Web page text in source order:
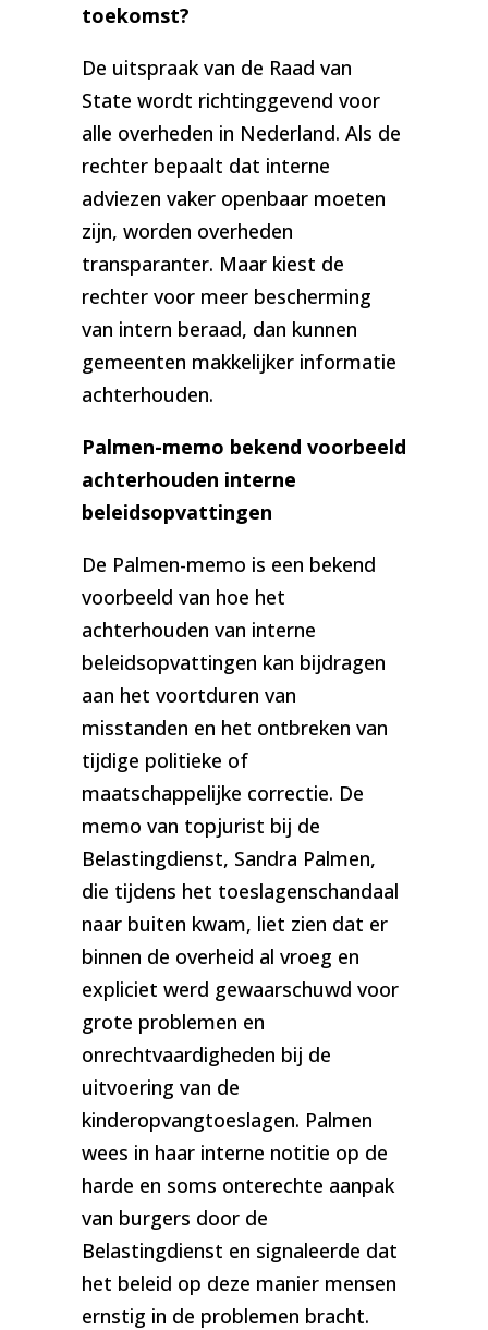
toekomst?
De uitspraak van de Raad van
State wordt richtinggevend voor
alle overheden in Nederland. Als de
rechter bepaalt dat interne
adviezen vaker openbaar moeten
zijn, worden overheden
transparanter. Maar kiest de
rechter voor meer bescherming
van intern beraad, dan kunnen
gemeenten makkelijker informatie
achterhouden.
Palmen-memo bekend voorbeeld
achterhouden interne
beleidsopvattingen
De Palmen-memo is een bekend
voorbeeld van hoe het
achterhouden van interne
beleidsopvattingen kan bijdragen
aan het voortduren van
misstanden en het ontbreken van
tijdige politieke of
maatschappelijke correctie. De
memo van topjurist bij de
Belastingdienst, Sandra Palmen,
die tijdens het toeslagenschandaal
naar buiten kwam, liet zien dat er
binnen de overheid al vroeg en
expliciet werd gewaarschuwd voor
grote problemen en
onrechtvaardigheden bij de
uitvoering van de
kinderopvangtoeslagen. Palmen
wees in haar interne notitie op de
harde en soms onterechte aanpak
van burgers door de
Belastingdienst en signaleerde dat
het beleid op deze manier mensen
ernstig in de problemen bracht.